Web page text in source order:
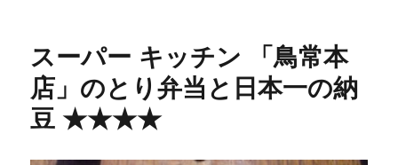
ン
認
商
スーパー キッチン 「鳥常本
店」のとり弁当と日本一の納
豆 ★★★★